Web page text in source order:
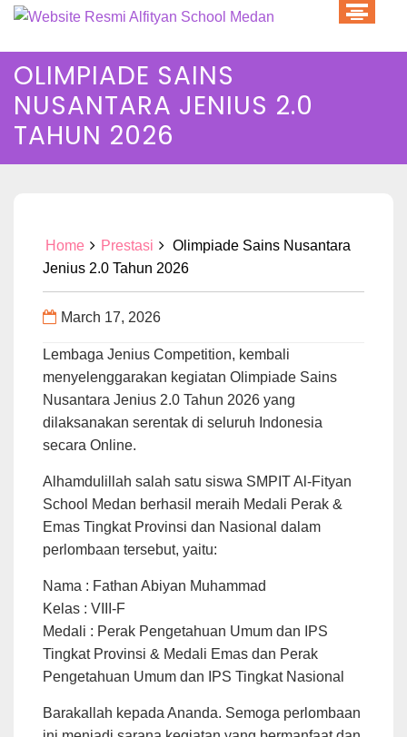
Skip
content
OLIMPIADE SAINS
NUSANTARA JENIUS 2.0
TAHUN 2026
Home Prestasi
Olimpiade Sains Nusantara
Jenius 2.0 Tahun 2026
March 17, 2026
Lembaga Jenius Competition, kembali
menyelenggarakan kegiatan Olimpiade Sains
Nusantara Jenius 2.0 Tahun 2026 yang
dilaksanakan serentak di seluruh Indonesia
secara Online.
Alhamdulillah salah satu siswa SMPIT Al-Fityan
School Medan berhasil meraih Medali Perak &
Emas Tingkat Provinsi dan Nasional dalam
perlombaan tersebut, yaitu:
Nama : Fathan Abiyan Muhammad
Kelas : VIII-F
Medali : Perak Pengetahuan Umum dan IPS
Tingkat Provinsi & Medali Emas dan Perak
Pengetahuan Umum dan IPS Tingkat Nasional
Barakallah kepada Ananda. Semoga perlombaan